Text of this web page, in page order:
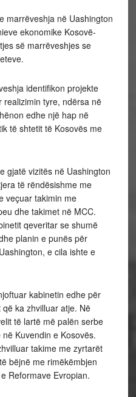
marrëveshja në Uashington
ekonomike Kosovë-
së marrëveshjes se
identifikon projekte
tyre, ndërsa në
edhe një hap në
të shtetit të Kosovës me
gjatë vizitës në Uashington
të rëndësishme me
veçuar takimin me
dhe takimet në MCC.
qeveritar se shumë
planin e punës për
e cila ishte e
kabinetin edhe për
ka zhvilluar atje. Në
të lartë më palën serbe
Kuvendin e Kosovës.
takime me zyrtarët
bëjnë me rimëkëmbjen
Reformave Evropian.